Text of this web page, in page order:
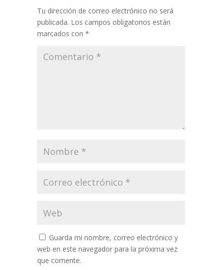
Tu dirección de correo electrónico no será
publicada. Los campos obligatorios están
marcados con *
Guarda mi nombre, correo electrónico y
web en este navegador para la próxima vez
que comente.